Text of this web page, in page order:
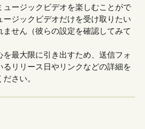
ュージックビデオを楽しむことがで
ージックビデオだけを受け取りたい
せん（彼らの設定を確認してみて
最大限に引き出すため、送信フォ
るリリース日やリンクなどの詳細を
さい。